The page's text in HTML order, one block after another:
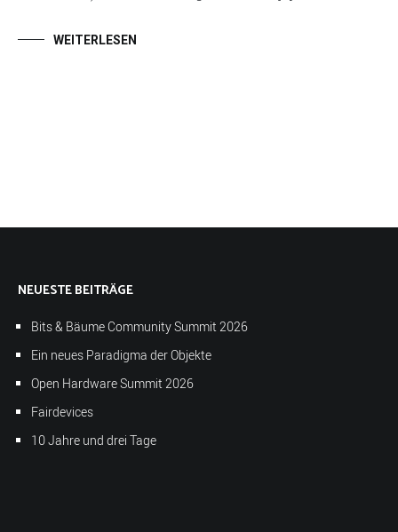
WEITERLESEN
NEUESTE BEITRÄGE
Bits & Bäume Community Summit 2026
Ein neues Paradigma der Objekte
Open Hardware Summit 2026
Fairdevices
10 Jahre und drei Tage